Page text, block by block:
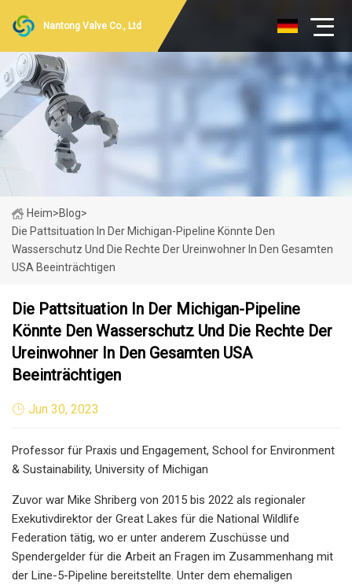
Nantong Valve Co., Ltd
Heim>Blog>
Die Pattsituation In Der Michigan-Pipeline Könnte Den
Wasserschutz Und Die Rechte Der Ureinwohner In Den Gesamten
USA Beeinträchtigen
Die Pattsituation In Der Michigan-Pipeline
Könnte Den Wasserschutz Und Die Rechte Der
Ureinwohner In Den Gesamten USA
Beeinträchtigen
Jun 30, 2023
Professor für Praxis und Engagement, School for Environment
& Sustainability, University of Michigan
Zuvor war Mike Shriberg von 2015 bis 2022 als regionaler
Exekutivdirektor der Great Lakes für die National Wildlife
Federation tätig, wo er unter anderem Zuschüsse und
Spendergelder für die Arbeit an Fragen im Zusammenhang mit
der Line-5-Pipeline bereitstellte. Unter dem ehemaligen